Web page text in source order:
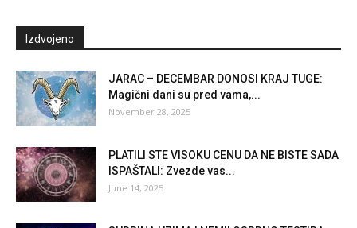
Izdvojeno
JARAC – DECEMBAR DONOSI KRAJ TUGE:
Magični dani su pred vama,...
November 28, 2025
PLATILI STE VISOKU CENU DA NE BISTE SADA
ISPAŠTALI: Zvezde vas...
June 14, 2025